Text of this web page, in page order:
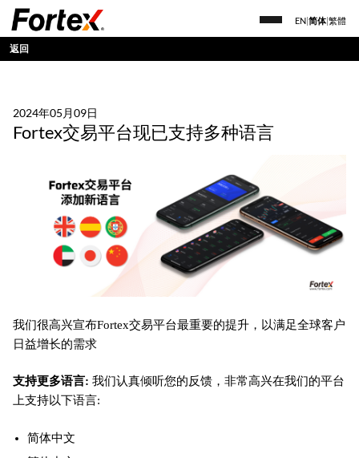
EN 简体 繁體
返回
2024年05月09日
Fortex交易平台现已支持多种语言
我们很高兴宣布Fortex交易平台最重要的提升，以满足全球客户
日益增长的需求
支持更多语言: 我们认真倾听您的反馈，非常高兴在我们的平台
上支持以下语言:
简体中文